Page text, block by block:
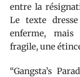
entre la
Le texte
enferme,
fragile, une
“Gangsta’s